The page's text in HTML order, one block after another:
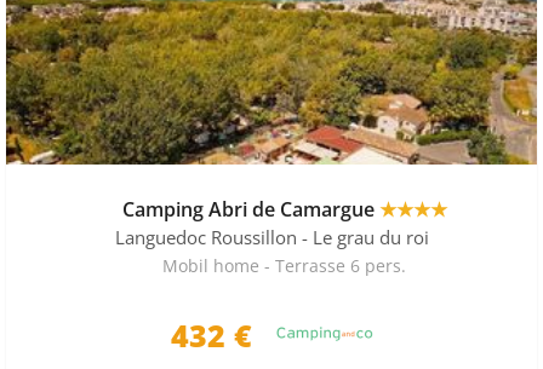
Camping Abri de Camargue★★★★
Languedoc Roussillon - Le grau du roi
Mobil home - Terrasse 6 pers.
432 €